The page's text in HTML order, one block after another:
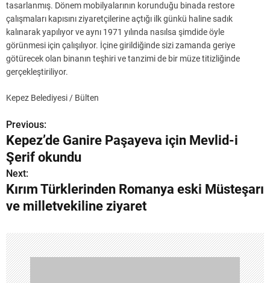
tasarlanmış. Dönem mobilyalarının korunduğu binada restore
çalışmaları kapısını ziyaretçilerine açtığı ilk günkü haline sadık
kalınarak yapılıyor ve aynı 1971 yılında nasılsa şimdide öyle
görünmesi için çalışılıyor. İçine girildiğinde sizi zamanda geriye
götürecek olan binanın teşhiri ve tanzimi de bir müze titizliğinde
gerçekleştiriliyor.
Kepez Belediyesi / Bülten
Y
a
z
ı
e
z
Previous:
Kepez’de Ganire Paşayeva için Mevlid-i
Şerif okundu
Next:
Kırım Türklerinden Romanya eski Müsteşarı
ve milletvekiline ziyaret